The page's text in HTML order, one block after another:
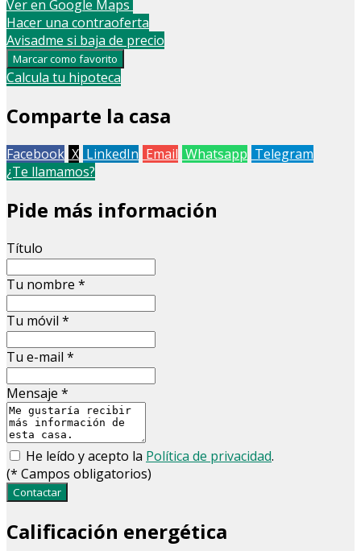
+
−
Ver en Google Maps
Hacer una contraoferta
Avisadme si baja de precio
Marcar como favorito
Calcula tu hipoteca
Comparte la casa
Facebook X LinkedIn Email Whatsapp Telegram
¿Te llamamos?
Pide más información
Título
Tu nombre *
Tu móvil *
Tu e-mail *
Mensaje *
He leído y acepto la Política de privacidad.
(* Campos obligatorios)
Contactar
Calificación energética